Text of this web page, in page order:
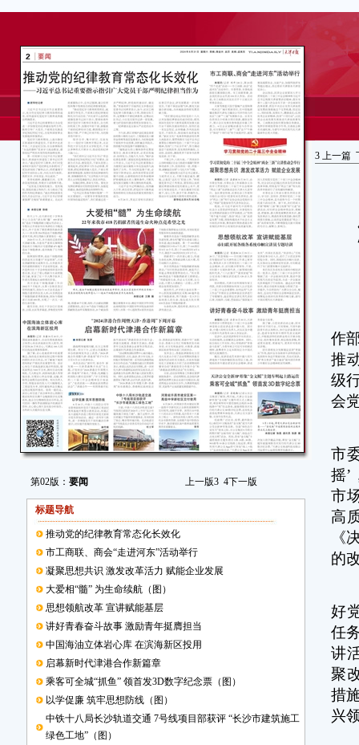
第02版： 要闻 上一版3 4下一版
标题导航
推动党的纪律教育常态化长效化
市工商联、商会“走进河东”活动举行
凝聚思想共识 激发改革活力 赋能企业发展
大爱相“髓” 为生命续航（图）
思想领航改革 宣讲赋能基层
讲好青春奋斗故事 激励青年挺膺担当
中国海油立体岩心库 在滨海新区投用
启幕新时代津港合作新篇章
乘客可全城“抓鱼” 领首发3D数字纪念票（图）
以学促廉 筑牢思想防线（图）
中铁十八局长沙轨道交通 7号线项目部获评 “长沙市建筑施工
绿色工地”（图）
3 上一篇
作
推
级
会
市
摇’
市
高
《
的
好
任
讲
聚
措
兴